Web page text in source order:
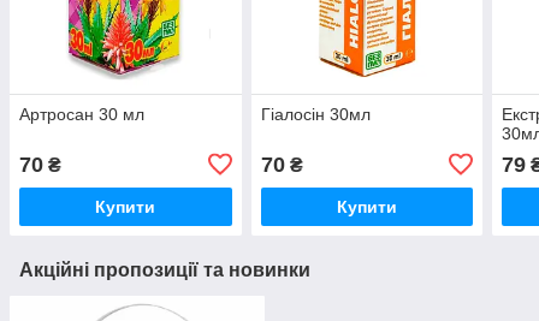
Артросан 30 мл
70 ₴
Купити
Гіалосін 30мл
70₴
Купити
79
Акційні пропозиції та новинки